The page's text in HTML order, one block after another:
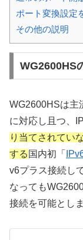
ポート変換設定
その他の説明
WG2600HS
WG2600HSは主
に対応し且つ、
り当てされてい
する 国内初「
v6プラス接続し
なっても
接続を可能としま